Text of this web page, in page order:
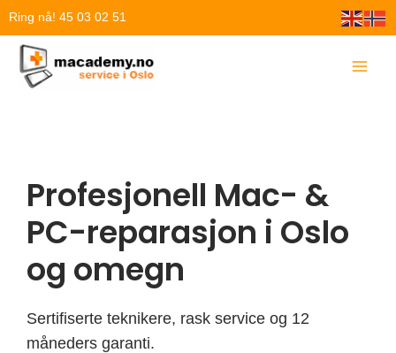
Hopp
innholdet
Ring nå! 45 03 02 51
Profesjonell Mac- &
PC-reparasjon i Oslo
og omegn
Sertifiserte teknikere, rask service og 12
måneders garanti.